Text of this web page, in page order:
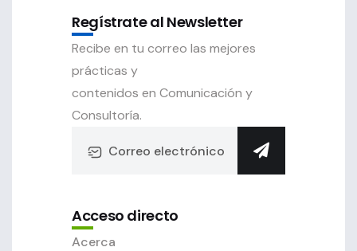
Regístrate al Newsletter
Recibe en tu correo las mejores
prácticas y
contenidos en Comunicación y
Consultoría.
Acceso directo
Acerca